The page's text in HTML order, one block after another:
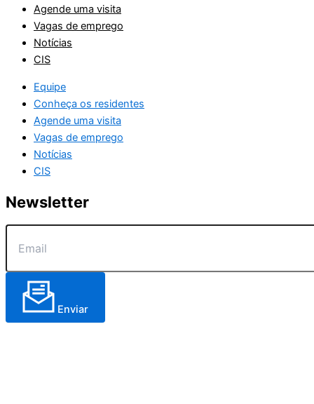
Agende uma visita
Vagas de emprego
Notícias
CIS
Equipe
Conheça os residentes
Agende uma visita
Vagas de emprego
Notícias
CIS
Newsletter
Enviar